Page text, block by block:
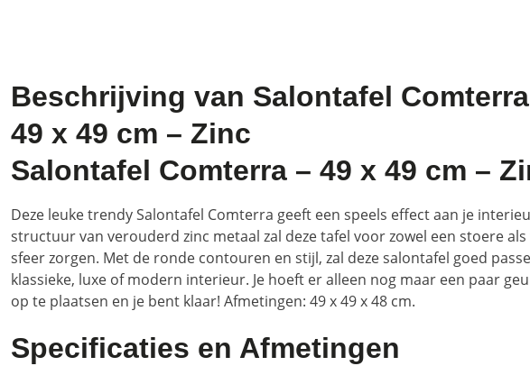
Beschrijving van Salontafel
49 x 49 cm – Zinc
Salontafel Comterra – 49 x 49 cm –
Deze leuke trendy Salontafel Comterra geeft een speels effect aan je
structuur van verouderd zinc metaal zal deze tafel voor zowel een stoere
sfeer zorgen. Met de ronde contouren en stijl, zal deze salontafel goed
klassieke, luxe of modern interieur. Je hoeft er alleen nog maar een paar
op te plaatsen en je bent klaar! Afmetingen: 49 x 49 x 48 cm.
Specificaties en Afmetingen